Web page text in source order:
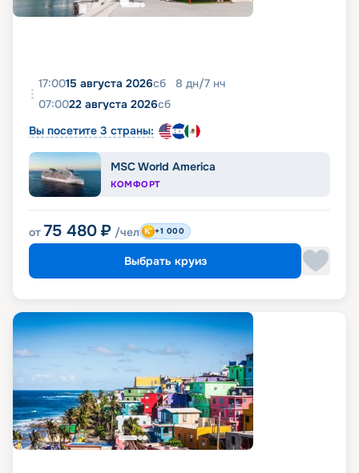
17:0015 августа 2026сб 8 дн/7 нч
07:0022 августа 2026сб
Вы посетите 3 страны:
MSC World America
КОМФОРТ
от 75 480 ₽ /чел +1 000
Выбрать круиз